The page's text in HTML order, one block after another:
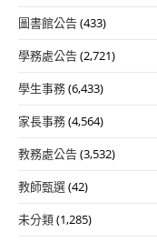
圖書館公告(433)
學務處公告(2,721)
學生事務(6,433)
家長事務(4,564)
教務處公告(3,532)
教師甄選(42)
未分類(1,285)